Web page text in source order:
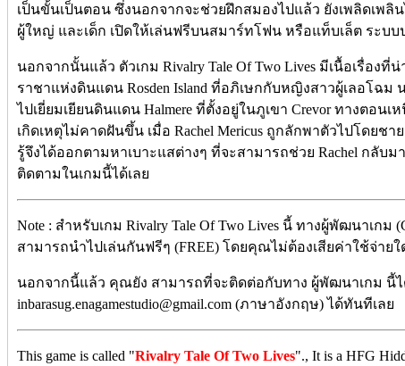
เป็นขั้นเป็นตอน ซึ่งนอกจากจะช่วยฝึกสมองไปแล้ว ยังเพลิดเพ
ผู้ใหญ่ และเด็ก เปิดให้เล่นฟรีบนสมาร์ทโฟน หรือแท็บเล็ต ระบบ
นอกจากนั้นแล้ว ตัวเกม Rivalry Tale Of Two Lives มีเนื้อเรื่องที่
ราชาแห่งดินแดน Rosden Island ที่อภิเษกกับหญิงสาวผู้เลอโฉม
ไปเยี่ยมเยียนดินแดน Halmere ที่ตั้งอยู่ในภูเขา Crevor ทางตอ
เกิดเหตุไม่คาดฝันขึ้น เมื่อ Rachel Mericus ถูกลักพาตัวไปโดยช
รู้จึงได้ออกตามหาเบาะแสต่างๆ ที่จะสามารถช่วย Rachel กลับม
ติดตามในเกมนี้ได้เลย
Note : สำหรับเกม Rivalry Tale Of Two Lives นี้ ทางผู้พัฒนาเกม
สามารถนำไปเล่นกันฟรีๆ (FREE) โดยคุณไม่ต้องเสียค่าใช้จ่าย
นอกจากนี้แล้ว คุณยัง สามารถที่จะติดต่อกับทาง ผู้พัฒนาเกม นี้ไ
inbarasug.enagamestudio@gmail.com (ภาษาอังกฤษ) ได้ทันทีเลย
This game is called "Rivalry Tale Of Two Lives"., It is a HFG